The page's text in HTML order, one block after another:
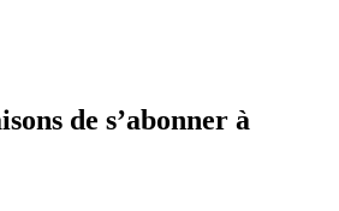
de s’abonner à